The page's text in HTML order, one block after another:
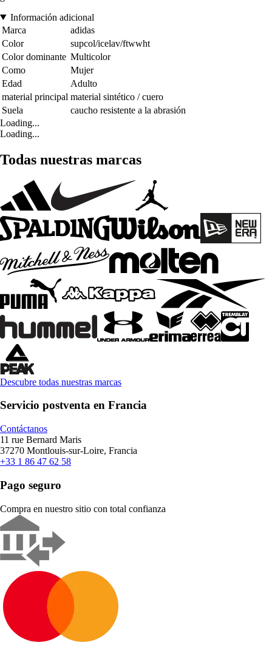
Información adicional
Marca
adidas
Color
supcol/icelav/ftwwht
Color dominante Multicolor
Como
Mujer
Edad
Adulto
material principal material sintético / cuero
Suela
caucho resistente a la abrasión
Loading...
Loading...
Todas nuestras marcas
Descubre todas nuestras marcas
Servicio postventa en Francia
Contáctanos
11 rue Bernard Maris
37270 Montlouis-sur-Loire, Francia
+33 1 86 47 62 58
Pago seguro
Compra en nuestro sitio con total confianza